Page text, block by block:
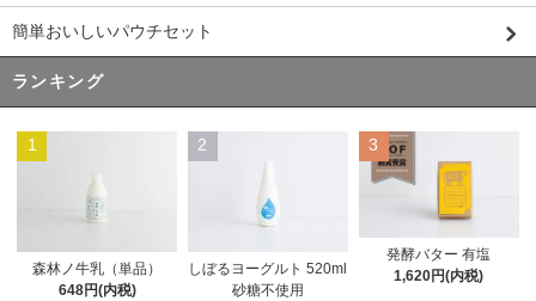
簡単おいしいパウチセット
ランキング
1
森林ノ牛乳（単品）
648円(内税)
2
しぼるヨーグルト 520ml
砂糖不使用
3
発酵バター 有塩
1,620円(内税)